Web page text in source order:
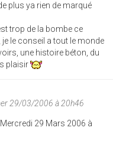
plus ya rien de marqué
trop de la bombe ce
le conseil a tout le monde
une histoire béton, du
plaisir
29/03/2006 à 20h46
Mercredi 29 Mars 2006 à